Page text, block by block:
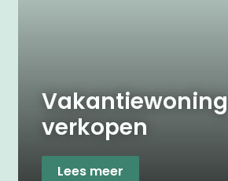
Vakantiewoning
verkopen
Lees meer